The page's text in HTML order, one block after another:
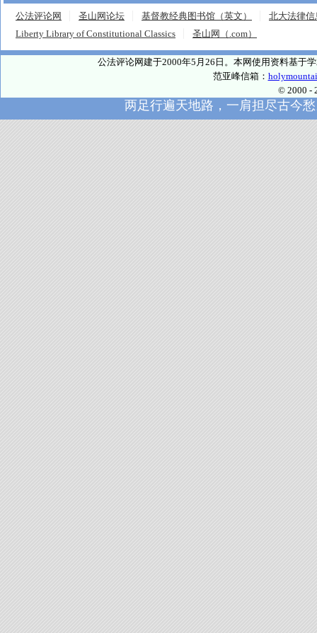
公法评论网 圣山网论坛 基督教经典图书馆（英文）
北大法律信
Liberty Library of Constitutional Classics
圣山网（.com）
公法评论网建于2000年5月26日。本网使用资料基于
范亚峰信箱：
© 2000 -
两足行遍天地路，一肩担尽古今